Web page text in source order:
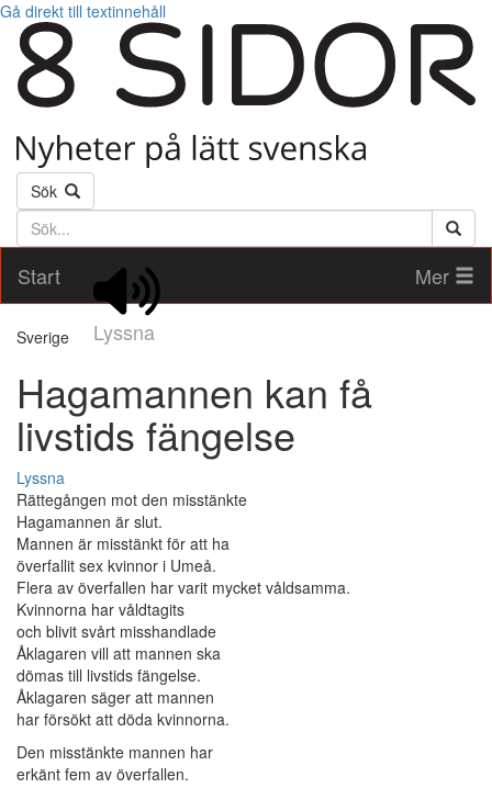
Gå direkt till textinnehåll
Sök
Söktext
Start
Lyssna
Mer
Sverige
Hagamannen kan få
livstids fängelse
Lyssna
Rättegången mot den misstänkte
Hagamannen är slut.
Mannen är misstänkt för att ha
överfallit sex kvinnor i Umeå.
Flera av överfallen har varit mycket våldsamma.
Kvinnorna har våldtagits
och blivit svårt misshandlade
Åklagaren vill att mannen ska
dömas till livstids fängelse.
Åklagaren säger att mannen
har försökt att döda kvinnorna.
Den misstänkte mannen har
erkänt fem av överfallen.